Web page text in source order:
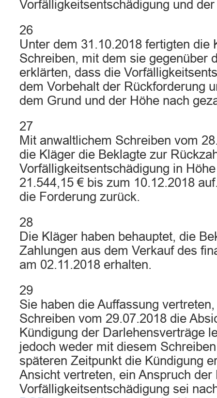
Vorfälligkeitsentschädigung und
26
Unter dem 31.10.2018 fertigten die
Schreiben, mit dem sie gegenüber
erklärten, dass die
dem Vorbehalt der Rückforderung
dem Grund und der Höhe nach
27
Mit anwaltlichem Schreiben vom
die Kläger die Beklagte zur
Vorfälligkeitsentschädigung in
21.544,15 € bis zum 10.12.2018
die Forderung zurück.
28
Die Kläger haben behauptet, die
Zahlungen aus dem Verkauf des
am 02.11.2018 erhalten.
29
Sie haben die Auffassung
Schreiben vom 29.07.2018 die
Kündigung der Darlehensverträge
jedoch weder mit diesem
späteren Zeitpunkt die Kündigung
Ansicht vertreten, ein Anspruch der
Vorfälligkeitsentschädigung sei